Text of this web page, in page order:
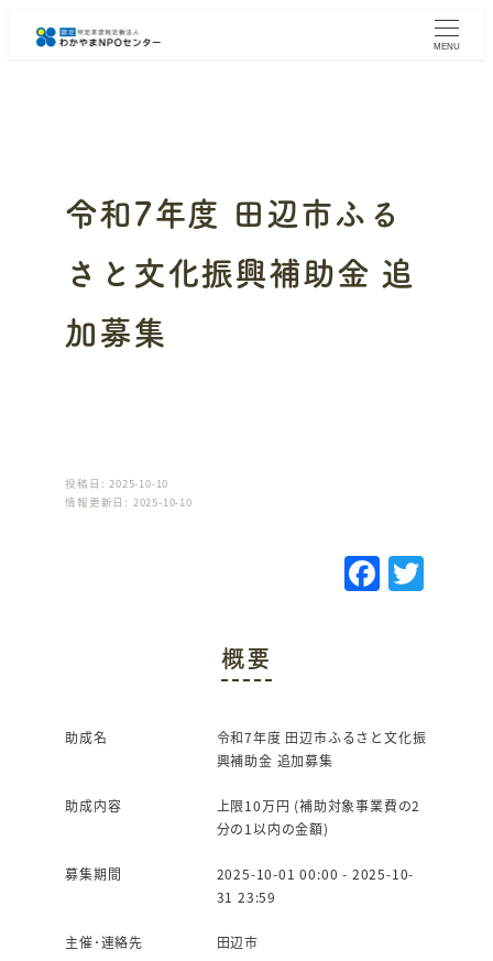
MENU
令和7年度 田辺市ふる
さと文化振興補助金 追
加募集
投稿日: 2025-10-10
情報更新日: 2025-10-10
F
a
o
k
T
概要
助成名
令和7年度 田辺市ふるさと文化振
興補助金 追加募集
助成内容
上限10万円 (補助対象事業費の2
分の1以内の金額)
募集期間
2025-10-01 00:00 - 2025-10-
31 23:59
主催･連絡先 田辺市